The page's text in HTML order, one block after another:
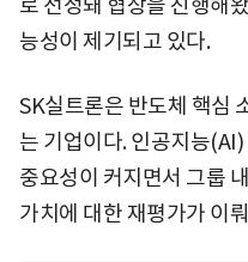
능성이 제기되고 있다.
SK실트론은 반도체 핵심
는 기업이다. 인공지능
중요성이 커지면서 그룹
가치에 대한 재평가가 이